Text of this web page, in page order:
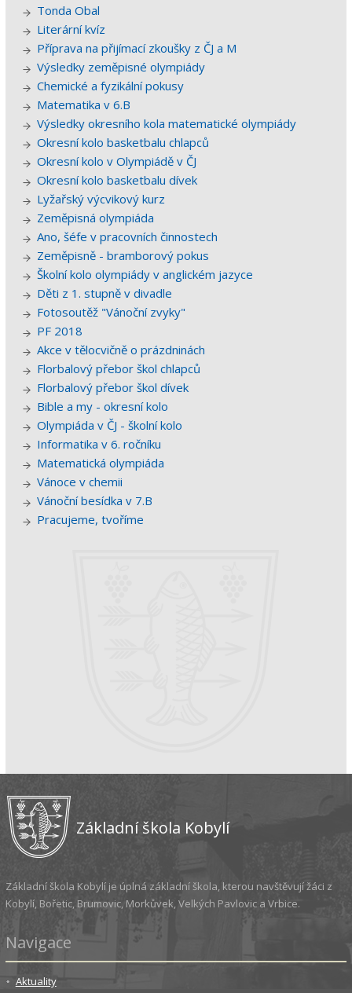
Tonda Obal
Literární kvíz
Příprava na přijímací zkoušky z ČJ a M
Výsledky zeměpisné olympiády
Chemické a fyzikální pokusy
Matematika v 6.B
Výsledky okresního kola matematické olympiády
Okresní kolo basketbalu chlapců
Okresní kolo v Olympiádě v ČJ
Okresní kolo basketbalu dívek
Lyžařský výcvikový kurz
Zeměpisná olympiáda
Ano, šéfe v pracovních činnostech
Zeměpisně - bramborový pokus
Školní kolo olympiády v anglickém jazyce
Děti z 1. stupně v divadle
Fotosoutěž "Vánoční zvyky"
PF 2018
Akce v tělocvičně o prázdninách
Florbalový přebor škol chlapců
Florbalový přebor škol dívek
Bible a my - okresní kolo
Olympiáda v ČJ - školní kolo
Informatika v 6. ročníku
Matematická olympiáda
Vánoce v chemii
Vánoční besídka v 7.B
Pracujeme, tvoříme
Základní škola Kobylí
Základní škola Kobylí je úplná základní škola, kterou navštěvují žáci z
Kobylí, Bořetic, Brumovic, Morkůvek, Velkých Pavlovic a Vrbice.
Navigace
Aktuality